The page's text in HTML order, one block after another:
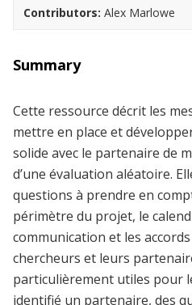
Contributors Alex Marlowe
Summary
Cette ressource décrit les
mettre en place et
solide avec le partenaire de
d’une évaluation aléatoire.
questions à prendre en
périmètre du projet, le
communication et les
chercheurs et leurs
particulièrement utiles pour
identifié un partenaire, des